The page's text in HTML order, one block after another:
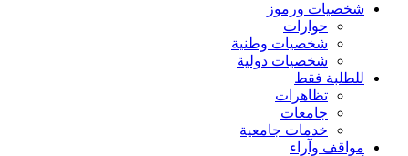
شخصيات ورموز
حوارات
شخصيات وطنية
شخصيات دولية
للطلبة فقط
تظاهرات
جامعات
خدمات جامعية
مواقف وآراء